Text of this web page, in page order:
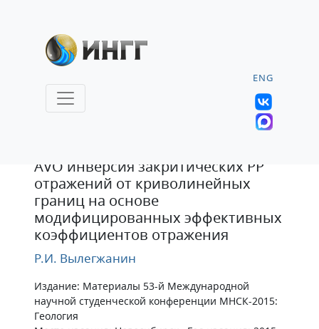
ENG
AVO инверсия закритических РР
отражений от криволинейных
границ на основе
модифицированных эффективных
коэффициентов отражения
Р.И. Вылегжанин
Издание: Материалы 53-й Международной
научной студенческой конференции МНСК-2015:
Геология